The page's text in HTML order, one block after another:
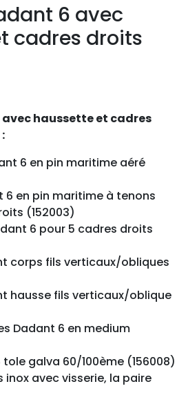
6 avec
cadres droits
haussette et cadres
6 en pin maritime aéré
6 en pin maritime à tenons
(152003)
6 pour 5 cadres droits
corps fils verticaux/obliques
hausse fils verticaux/oblique
Dadant 6 en medium
tole galva 60/100ème (156008)
inox avec visserie, la paire